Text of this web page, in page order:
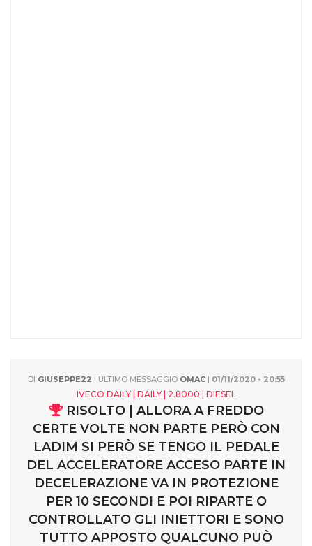
DI GIUSEPPE22 | ULTIMO MESSAGGIO OMAC | 01/11/2020 - 20:55
IVECO DAILY | DAILY | 2.8000 | DIESEL
RISOLTO | ALLORA A FREDDO
CERTE VOLTE NON PARTE PERÒ CON
LADIM SI PERÒ SE TENGO IL PEDALE
DEL ACCELERATORE ACCESO PARTE IN
DECELERAZIONE VA IN PROTEZIONE
PER 10 SECONDI E POI RIPARTE O
CONTROLLATO GLI INIETTORI E SONO
TUTTO APPOSTO QUALCUNO PUÒ